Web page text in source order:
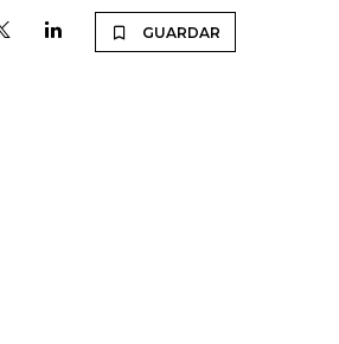
GUARDAR